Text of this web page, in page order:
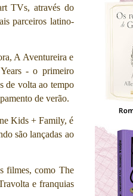
TVs, através do
parceiros latino-
A Aventureira e
- o primeiro
de volta ao tempo
de verão.
Kids + Family, é
são lançadas ao
filmes, como The
e franquias